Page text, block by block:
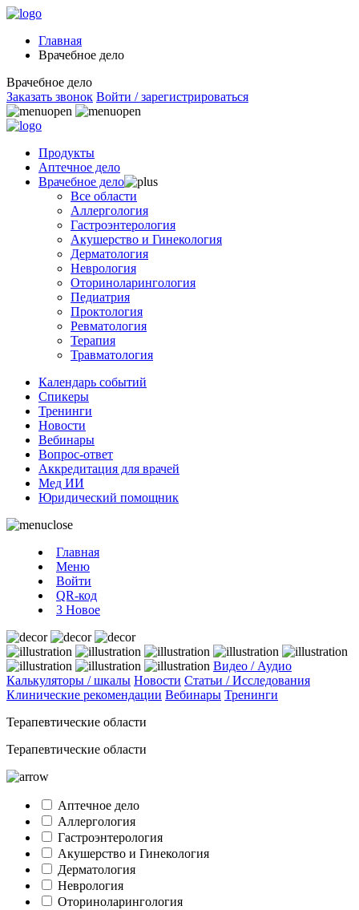
Главная
Врачебное дело
Врачебное дело
Заказать звонок Войти / зарегистрироваться
Продукты
Аптечное дело
Врачебное дело
Все области
Аллергология
Гастроэнтерология
Акушерство и Гинекология
Дерматология
Неврология
Оториноларингология
Педиатрия
Проктология
Ревматология
Терапия
Травматология
Календарь событий
Спикеры
Тренинги
Новости
Вебинары
Вопрос-ответ
Аккредитация для врачей
Мед ИИ
Юридический помощник
Главная
Меню
Войти
QR-код
3 Новое
Видео / Аудио
Калькуляторы / шкалы Новости Статьи / Исследования
Клинические рекомендации Вебинары Тренинги
Терапевтические области
Терапевтические области
Аптечное дело
Аллергология
Гастроэнтерология
Акушерство и Гинекология
Дерматология
Неврология
Оториноларингология